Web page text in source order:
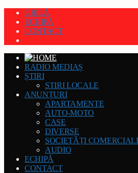
GRILĂ
ECHIPĂ
CONTACT
RADIO MEDIAȘ
ȘTIRI
STIRI LOCALE
ANUNȚURI
APARTAMENTE
AUTO-MOTO
CASE
DIVERSE
SOCIETĂȚI
AUDIO
ECHIPĂ
CONTACT